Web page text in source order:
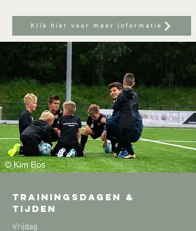
Klik hier voor meer informatie
Trainingsdagen &
tijden
Vrijdag